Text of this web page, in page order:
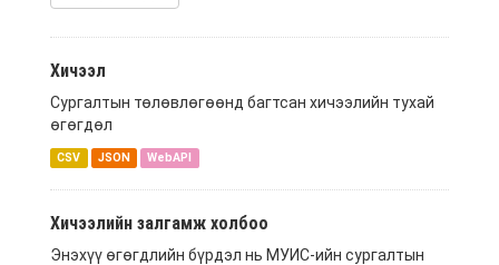
Хичээл
Сургалтын төлөвлөгөөнд багтсан хичээлийн тухай
өгөгдөл
CSV JSON WebAPI
Хичээлийн залгамж холбоо
Энэхүү өгөгдлийн бүрдэл нь МУИС-ийн сургалтын